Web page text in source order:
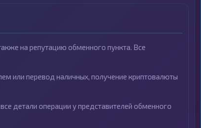
на репутацию обменного пункта. Все
или перевод наличных, получение криптовалюты
детали операции у представителей обменного